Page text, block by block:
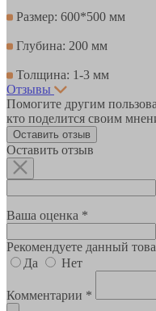
Размер: 600*500 мм
Глубина: 200 мм
Толщина: 1-3 мм
Отзывы
Помогите другим
кто поделится своим
Оставить отзыв
Оставить отзыв
Ваша оценка *
Рекомендуете данный
Да
Нет
Комментарии *